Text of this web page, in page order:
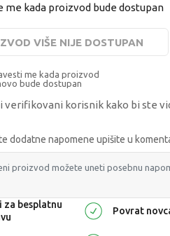
me kada proizvod bude dostupan
VIŠE NIJE DOSTUPAN
me kada proizvod
bude dostupan
verifikovani korisnik kako bi ste
dodatne napomene upišite u
za besplatnu
Povrat